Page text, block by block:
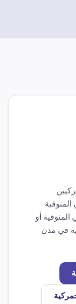
المنوفية
المنوفية أو
في مدن